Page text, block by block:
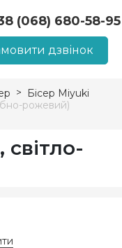
(068) 680-58-95
(066) 207-14-90
дзвінок
Бісер Miyuki
рожевий)